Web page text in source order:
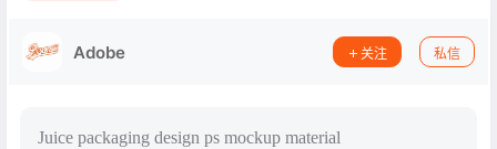
Adobe 关注 私信
Juice packaging design ps mockup material